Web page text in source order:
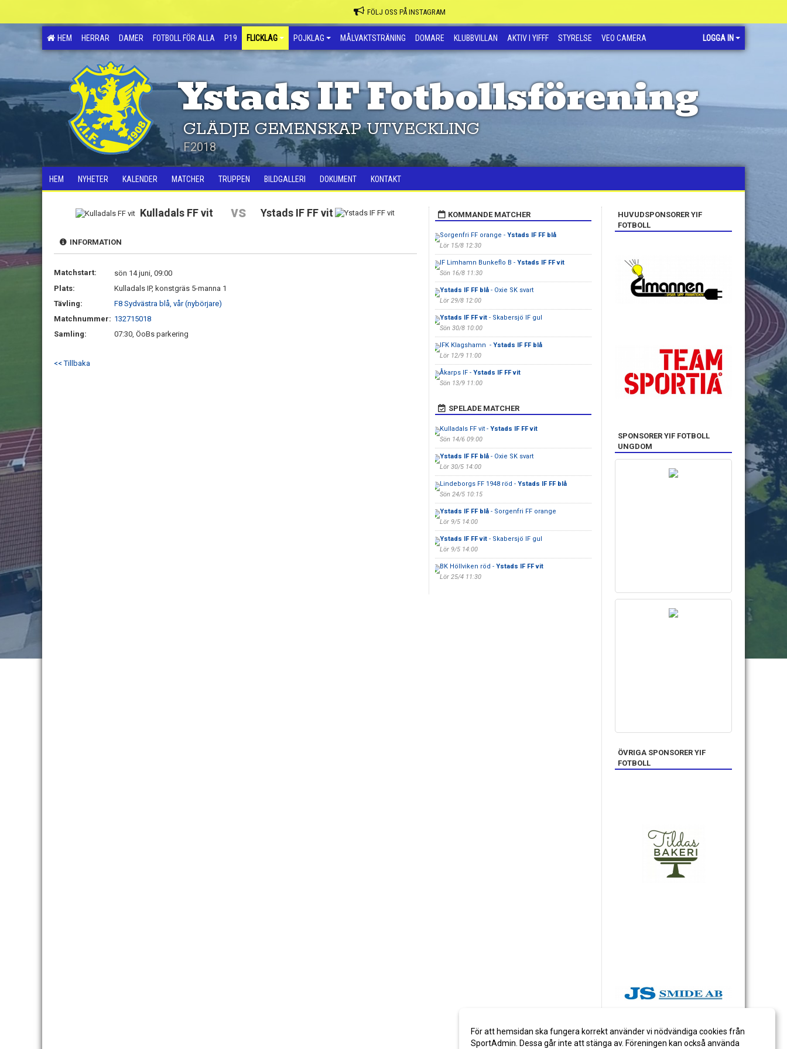
FÖLJ OSS PÅ INSTAGRAM
HEM HERRAR DAMER FOTBOLL FÖR ALLA P19 FLICKLAG POJKLAG MÅLVAKTSTRÄNING DOMARE KLUBBVILLAN AKTIV I YIFFF STYRELSE VEO CAMERA LOGGA IN
Ystads IF Fotbollsförening
GLÄDJE GEMENSKAP UTVECKLING
F2018
HEM NYHETER KALENDER MATCHER TRUPPEN BILDGALLERI DOKUMENT KONTAKT
Kulladals FF vit vs Ystads IF FF vit
INFORMATION
Matchstart:
sön 14 juni, 09:00
Plats:
Kulladals IP, konstgräs 5-manna 1
Tävling:
F8 Sydvästra blå, vår (nybörjare)
Matchnummer: 132715018
Samling:
07:30, ÖoBs parkering
<< Tillbaka
KOMMANDE MATCHER
Sorgenfri FF orange - Ystads IF FF blå
Lör 15/8 12:30
IF Limhamn Bunkeflo B - Ystads IF FF vit
Sön 16/8 11:30
Ystads IF FF blå- Oxie SK svart
Lör 29/8 12:00
Ystads IF FF vit- Skabersjö IF gul
Sön 30/8 10:00
IFK Klagshamn - Ystads IF FF blå
Lör 12/9 11:00
Åkarps IF - Ystads IF FF vit
Sön 13/9 11:00
SPELADE MATCHER
Kulladals FF vit - Ystads IF FF vit
Sön 14/6 09:00
Ystads IF FF blå- Oxie SK svart
Lör 30/5 14:00
Lindeborgs FF 1948 röd - Ystads IF FF blå
Sön 24/5 10:15
Ystads IF FF blå- Sorgenfri FF orange
Lör 9/5 14:00
Ystads IF FF vit- Skabersjö IF gul
Lör 9/5 14:00
BK Höllviken röd - Ystads IF FF vit
Lör 25/4 11:30
HUVUDSPONSORER YIF
FOTBOLL
SPONSORER YIF FOTBOLL
UNGDOM
ÖVRIGA SPONSORER YIF
FOTBOLL
För att hemsidan ska fungera korrekt använder vi nödvändiga cookies från
SportAdmin. Dessa går inte att stänga av. Föreningen kan också använda